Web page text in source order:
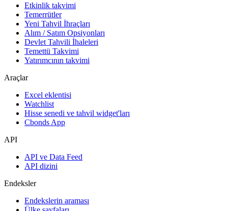
Etkinlik takvimi
Temerrütler
Yeni Tahvil İhraçları
Alım / Satım Opsiyonları
Devlet Tahvili İhaleleri
Temettü Takvimi
Yatırımcının takvimi
Araçlar
Excel eklentisi
Watchlist
Hisse senedi ve tahvil widget'ları
Cbonds App
API
API ve Data Feed
API dizini
Endeksler
Endekslerin araması